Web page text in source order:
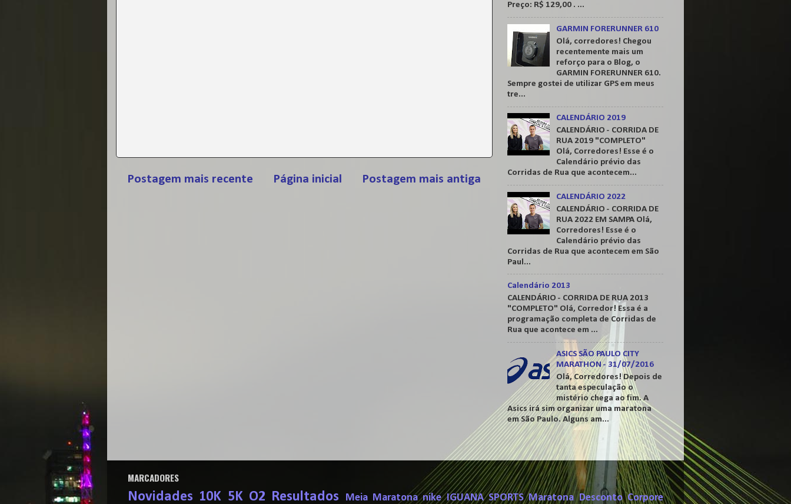
Postagem mais recente Postagem mais antiga
Página inicial
Preço: R$ 129,00 . ...
GARMIN FORERUNNER 610
Olá, corredores! Chegou
recentemente mais um
reforço para o Blog, o
GARMIN FORERUNNER 610.
Sempre gostei de utilizar GPS em meus
tre...
CALENDÁRIO 2019
CALENDÁRIO - CORRIDA DE
RUA 2019 "COMPLETO"
Olá, Corredores! Esse é o
Calendário prévio das
Corridas de Rua que acontecem...
CALENDÁRIO 2022
CALENDÁRIO - CORRIDA DE
RUA 2022 EM SAMPA Olá,
Corredores! Esse é o
Calendário prévio das
Corridas de Rua que acontecem em São
Paul...
Calendário 2013
CALENDÁRIO - CORRIDA DE RUA 2013
"COMPLETO" Olá, Corredor! Essa é a
programação completa de Corridas de
Rua que acontece em ...
ASICS SÃO PAULO CITY
MARATHON - 31/07/2016
Olá, Corredores! Depois de
tanta especulação o
mistério chega ao fim. A
Asics irá sim organizar uma maratona
em São Paulo. Alguns am...
MARCADORES
Novidades 10K 5K O2 Resultados Meia Maratona nike IGUANA SPORTS Maratona Desconto Corpore